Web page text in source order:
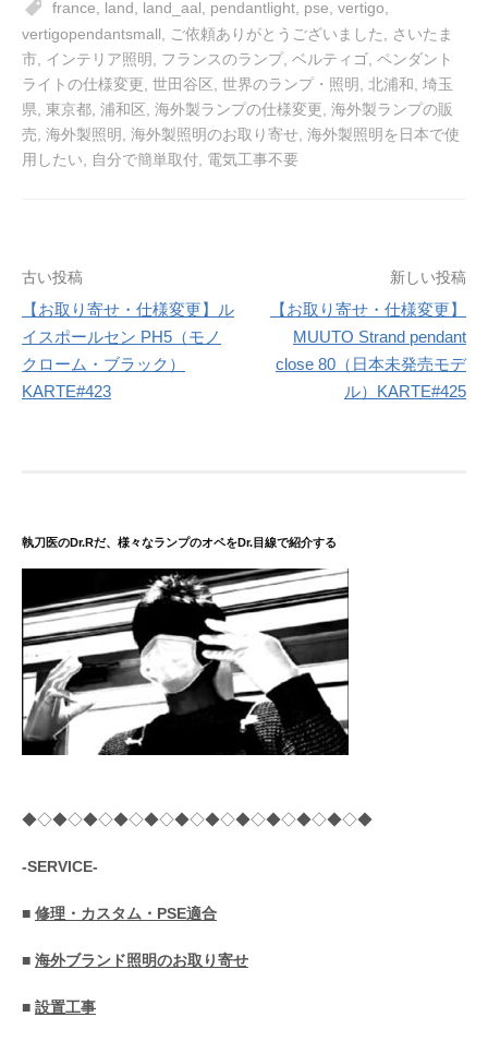
france
land land_aal pendantlight pse vertigo
vertigopendantsmall
ご依頼ありがとうございました
さいたま
市
インテリア照明 フランスのランプ, ベルティゴ ペンダント
ライトの仕様変更 世田谷区 世界のランプ・照明 北浦和 埼玉
県 東京都 浦和区 海外製ランプの仕様変更 海外製ランプの販
売 海外製照明 海外製照明のお取り寄せ 海外製照明を日本で使
用したい
自分で簡単取付 電気工事不要
投
稿
ナ
ビ
ン
古い投稿
【お取り寄せ・仕様変更】ル
イスポールセン PH5（モノ
クローム・ブラック）
KARTE#423
新しい投稿
【お取り寄せ・仕様変更】
MUUTO Strand pendant
close 80（日本未発売モデ
ル）KARTE#425
執刀医のDr.Rだ、様々なランプのオペをDr.目線で紹介する
◆◇◆◇◆◇◆◇◆◇◆◇◆◇◆◇◆◇◆◇◆◇◆
-SERVICE-
■ 修理・カスタム・PSE適合
■ 海外ブランド照明のお取り寄せ
■ 設置工事